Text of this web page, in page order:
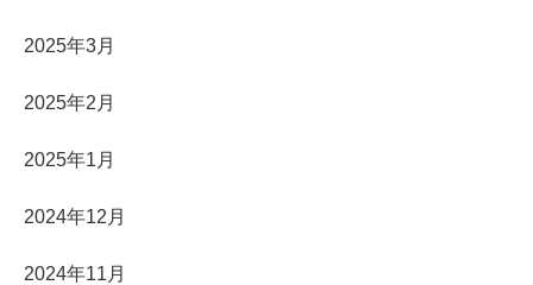
2025年3月
2025年2月
2025年1月
2024年12月
2024年11月